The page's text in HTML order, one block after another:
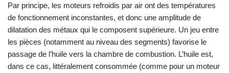
Par principe, les moteurs refroidis par air ont des températures
de fonctionnement inconstantes, et donc une amplitude de
dilatation des métaux qui le composent supérieure. Un jeu entre
les pièces (notamment au niveau des segments) favorise le
passage de l’huile vers la chambre de combustion. L’huile est,
dans ce cas, littéralement consommée (comme pour un moteur